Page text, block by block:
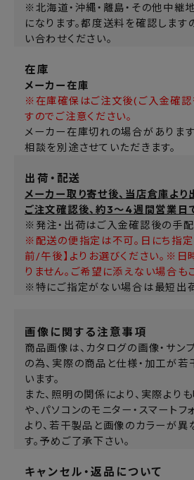
※北海道・沖縄・離島・その他中継
になります。都度送料を確認します
い合わせください。
在庫
メーカー在庫
※在庫確保はご注文後(ご入金確認
すのでご注意ください。
メーカー在庫切れの場合がありま
相談を別途させていただきます。
出荷・配送
メーカー取り寄せ後、当店倉庫より
ご注文確認後、約3～4週間営業日
※発注・出荷はご入金確認後の手配
※配送の便指定は不可。日にち指定
前/午後】よりお選びください。※
りません。ご希望に添えない場合も
※特にご指定がない場合は最短出荷
画像に関する注意事項
商品画像は、カタログの画像・サン
の為、実際の商品と仕様・加工が
います。
また、照明の関係により、実際より
や、パソコンのモニター・スマート
より、若干製品と画像のカラーが異
す。予めご了承下さい。
キャンセル・返品について